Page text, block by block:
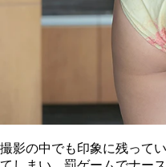
撮影の中でも印象に残って